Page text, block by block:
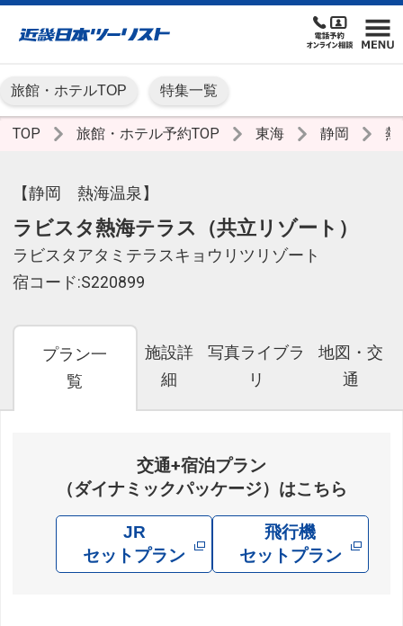
旅館・ホテルTOP 特集一覧
TOP 旅館・ホテル予約TOP 東海 静岡
【静岡 熱海温泉】
ラビスタ熱海テラス（共立リゾート）
ラビスタアタミテラスキョウリツリゾート
宿コード:S220899
プラン一
覧
施設詳
細
写真ライブラ
リ
地図・交
通
交通+宿泊プラン
（ダイナミックパッケージ）はこちら
JR
セットプラン
飛行機
セットプラン